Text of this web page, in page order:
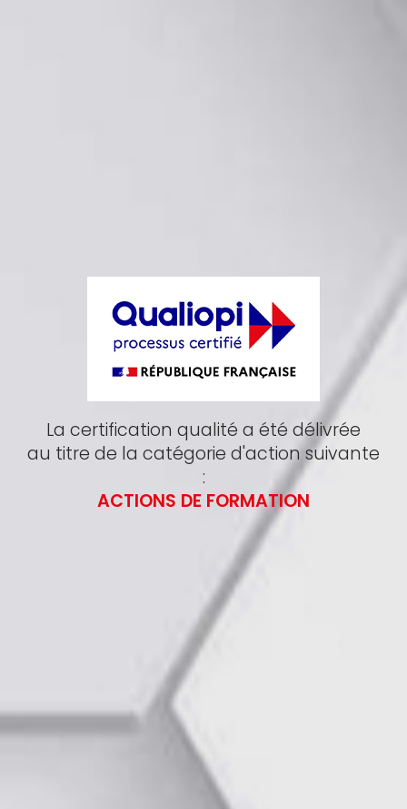
La certification qualité a été délivrée
au titre de la catégorie d'action suivante
:
ACTIONS DE FORMATION